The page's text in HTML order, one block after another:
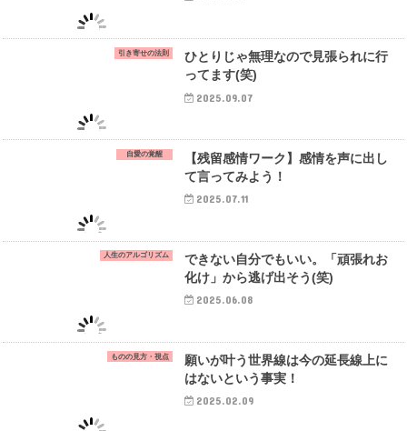
引き寄せの法則
ひとりじゃ無理なので見張られに行
ってます(笑)
2025.09.07
自愛の覚醒
【残留感情ワーク】感情を声に出し
て言ってみよう！
2025.07.11
人生のアルゴリズム
できない自分でもいい。「頑張れお
化け」から逃げ出そう(笑)
2025.06.08
ものの見方・視点
願いが叶う世界線は今の延長線上に
はないという事実！
2025.02.09